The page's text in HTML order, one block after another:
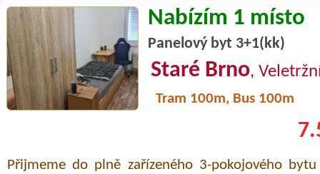
Nabízím 1 místo
Panelový byt 3+1(kk)
Staré Brno,
Tram 100m, Bus 100m
Přijmeme do plně zařízeného 3-pokojového